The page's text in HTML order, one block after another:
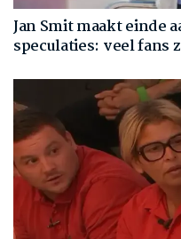
Jan Smit maakt einde
speculaties: veel fans